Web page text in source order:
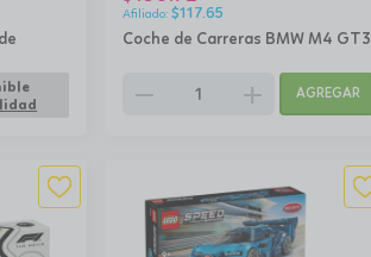
Coche de Carreras BMW M4 GT3
$117.65
remove add AGREGAR